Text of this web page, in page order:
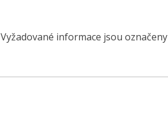
Vyžadované informace jsou označeny